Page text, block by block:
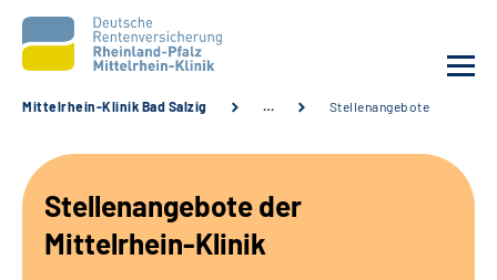
Unsere Angebote
Mittelrhein-Klinik Bad Salzig … Stellenangebote
Stellenangebote der
Mittelrhein-Klinik